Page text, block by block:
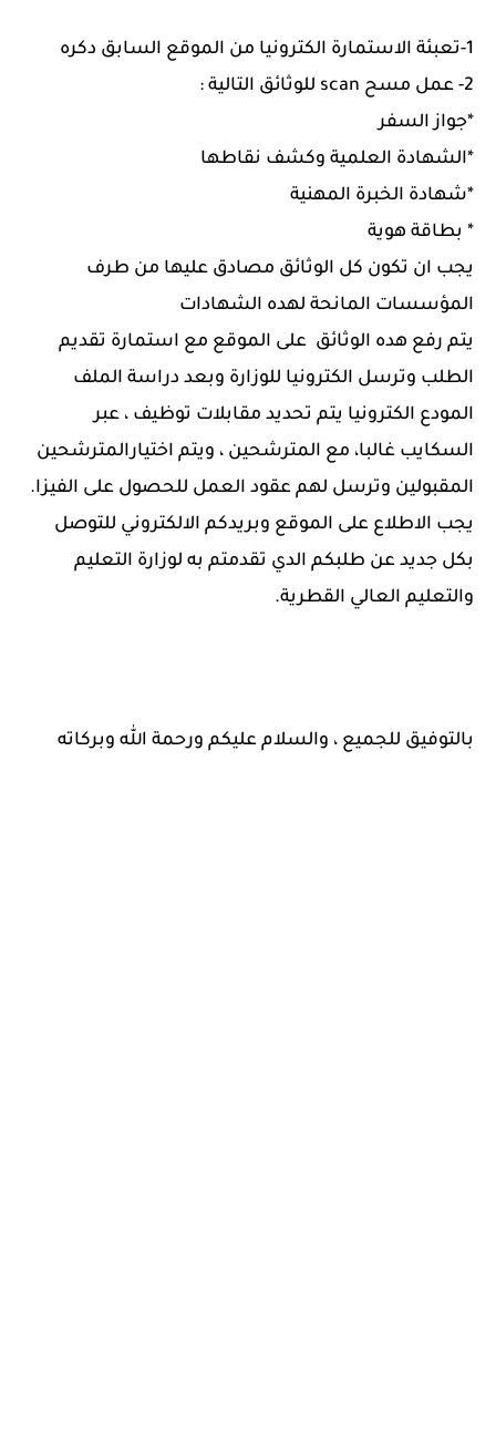
1-تعبئة الاستمارة الكترونيا من الموقع السابق دكره
2- عمل مسح scan للوثائق التالية :
*جواز السفر
*الشهادة العلمية وكشف نقاطها
*شهادة الخبرة المهنية
* بطاقة هوية
يجب ان تكون كل الوثائق مصادق عليها من طرف
المؤسسات المانحة لهده الشهادات
يتم رفع هده الوثائق على الموقع مع استمارة تقديم
الطلب وترسل الكترونيا للوزارة وبعد دراسة الملف
المودع الكترونيا يتم تحديد مقابلات توظيف ، عبر
السكايب غالبا، مع المترشحين ، ويتم اختيارالمترشحين
المقبولين وترسل لهم عقود العمل للحصول على الفيزا.
يجب الاطلاع على الموقع وبريدكم الالكتروني للتوصل
بكل جديد عن طلبكم الدي تقدمتم به لوزارة التعليم
والتعليم العالي القطرية.
بالتوفيق للجميع ، والسلام عليكم ورحمة الله وبركاته